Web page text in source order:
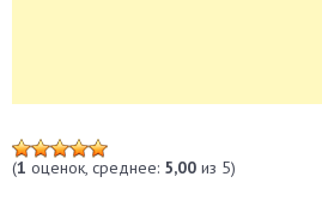
(1 оценок, среднее: 5,00 из 5)